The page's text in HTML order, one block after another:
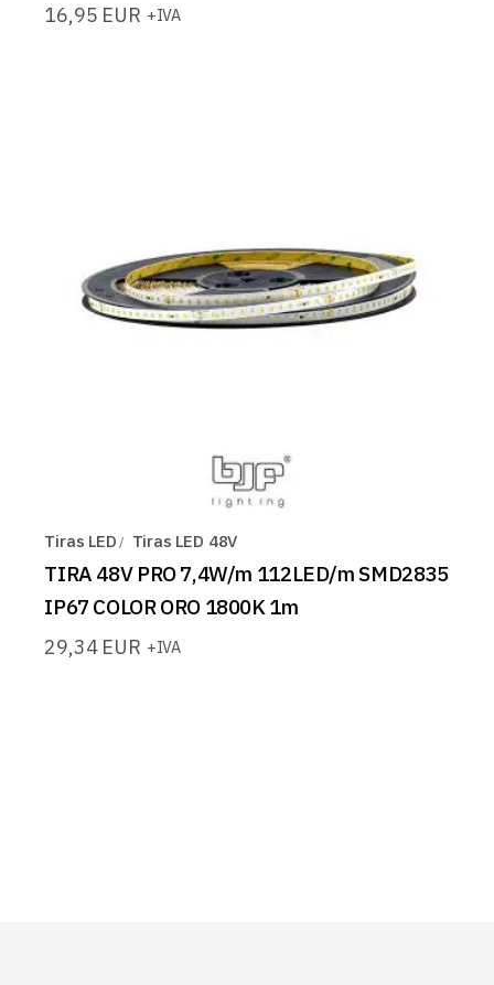
16,95 EUR +IVA
Tiras LED Tiras LED 48V
TIRA 48V PRO 7,4W/m 112LED/m SMD2835
IP67 COLOR ORO 1800K 1m
29,34 EUR +IVA